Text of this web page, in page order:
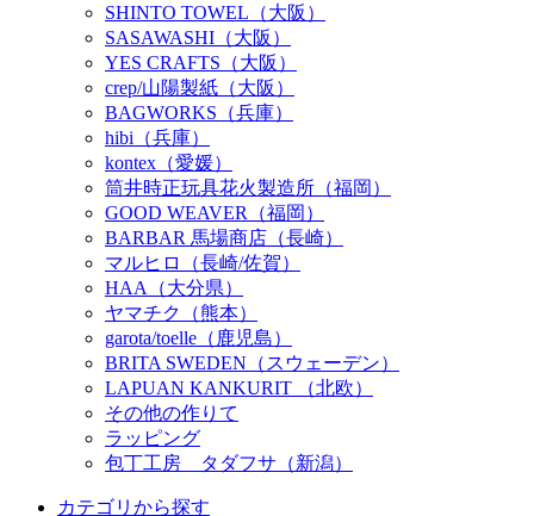
SHINTO TOWEL（大阪）
SASAWASHI（大阪）
YES CRAFTS（大阪）
crep/山陽製紙（大阪）
BAGWORKS（兵庫）
hibi（兵庫）
kontex（愛媛）
筒井時正玩具花火製造所（福岡）
GOOD WEAVER（福岡）
BARBAR 馬場商店（長崎）
マルヒロ（長崎/佐賀）
HAA（大分県）
ヤマチク（熊本）
garota/toelle（鹿児島）
BRITA SWEDEN（スウェーデン）
LAPUAN KANKURIT （北欧）
その他の作りて
ラッピング
包丁工房 タダフサ（新潟）
カテゴリから探す